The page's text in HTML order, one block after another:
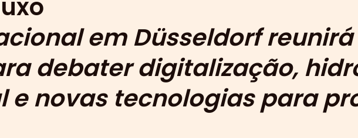
em Düsseldorf
debater digitalização,
e novas tecnologias para